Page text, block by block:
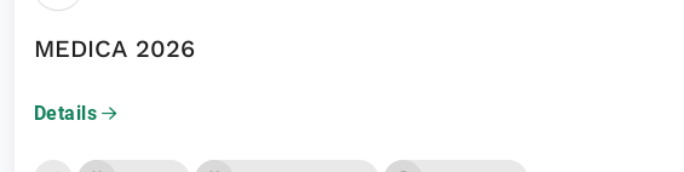
MEDICA 2026
Details